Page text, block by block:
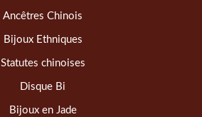
Ancêtres Chinois
Bijoux Ethniques
Statutes chinoises
Disque Bi
Bijoux en Jade